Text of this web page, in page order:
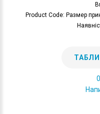
Product Code: Размер